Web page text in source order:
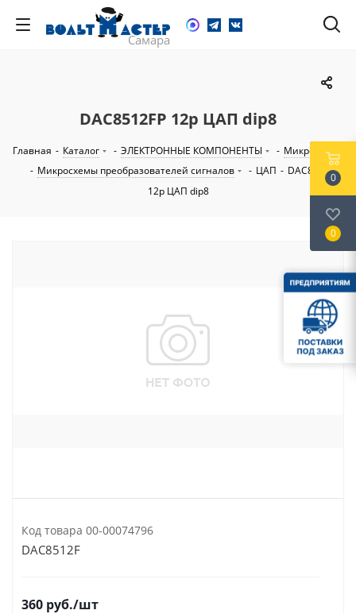
DAC8512FP 12р ЦАП dip8
Главная - Каталог - ЭЛЕКТРОННЫЕ КОМПОНЕНТЫ - Микросхемы
- Микросхемы преобразователей сигналов - ЦАП - DAC8512FP
12р ЦАП dip8
Код товара 00-00074796
DAC8512F
360 руб./шт
0
0